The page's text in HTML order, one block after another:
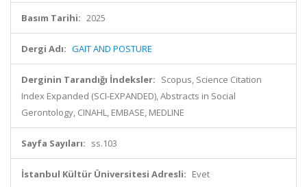
Basım Tarihi: 2025
Dergi Adı: GAIT AND POSTURE
Derginin Tarandığı İndeksler: Scopus, Science Citation
Index Expanded (SCI-EXPANDED), Abstracts in Social
Gerontology, CINAHL, EMBASE, MEDLINE
Sayfa Sayıları: ss.103
İstanbul Kültür Üniversitesi Adresli: Evet